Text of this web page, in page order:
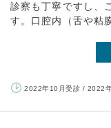
診察も丁寧ですし、
す。口腔内（舌や粘
2022年10月受診 / 2022